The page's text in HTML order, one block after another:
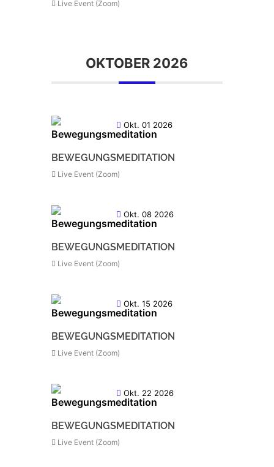
Live Event (Zoom)
OKTOBER 2026
Okt. 01 2026
BEWEGUNGSMEDITATION
Live Event (Zoom)
Okt. 08 2026
BEWEGUNGSMEDITATION
Live Event (Zoom)
Okt. 15 2026
BEWEGUNGSMEDITATION
Live Event (Zoom)
Okt. 22 2026
BEWEGUNGSMEDITATION
Live Event (Zoom)